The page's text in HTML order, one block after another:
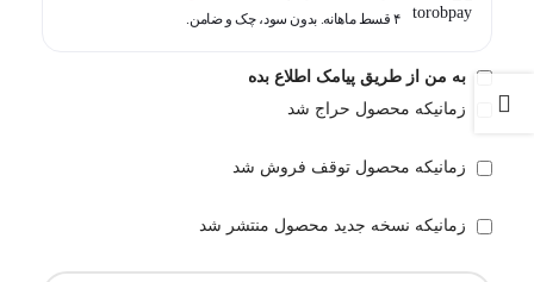
۴ قسط ماهانه. بدون سود، چک و ضامن.
به من از طریق پیامک اطلاع بده
زمانیکه محصول حراج شد
زمانیکه محصول توقف فروش شد
زمانیکه نسخه جدید محصول منتشر شد